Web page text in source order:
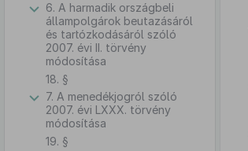
6. A harmadik országbeli
állampolgárok beutazásáról
és tartózkodásáról szóló
2007. évi II. törvény
módosítása
18. §
7. A menedékjogról szóló
2007. évi LXXX. törvény
módosítása
19. §